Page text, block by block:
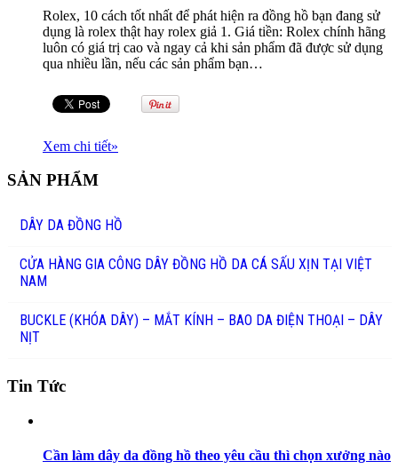
Rolex, 10 cách tốt nhất để phát hiện ra đồng hồ bạn đang sử
dụng là rolex thật hay rolex giả 1. Giá tiền: Rolex chính hãng
luôn có giá trị cao và ngay cả khi sản phẩm đã được sử dụng
qua nhiều lần, nếu các sản phẩm bạn…
Xem chi tiết»
SẢN PHẨM
DÂY DA ĐỒNG HỒ
CỬA HÀNG GIA CÔNG DÂY ĐỒNG HỒ DA CÁ SẤU XỊN TẠI VIỆT
NAM
BUCKLE (KHÓA DÂY) – MẮT KÍNH – BAO DA ĐIỆN THOẠI – DÂY
NỊT
Tin Tức
Cần làm dây da đồng hồ theo yêu cầu thì chọn xưởng nào